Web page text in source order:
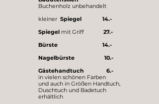
Buchenholz unbehandelt
kleiner Spiegel 14.-
Spiegel mit Griff
27.-
Bürste 14.-
Nagelbürste 10.-
Gästehandtuch 6.-
in vielen schönen Farben
und auch in Größen Handtuch,
Duschtuch und Badetuch
erhältlich